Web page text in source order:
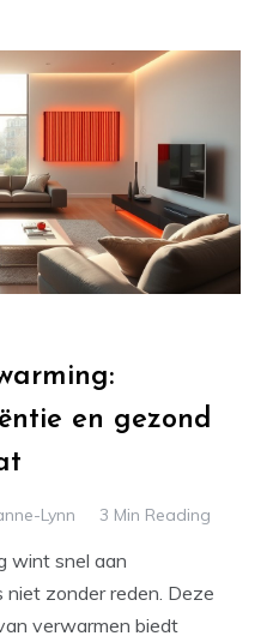
en gezond
Lynn 3 Min Reading
wint snel aan
niet zonder reden. Deze
verwarmen biedt